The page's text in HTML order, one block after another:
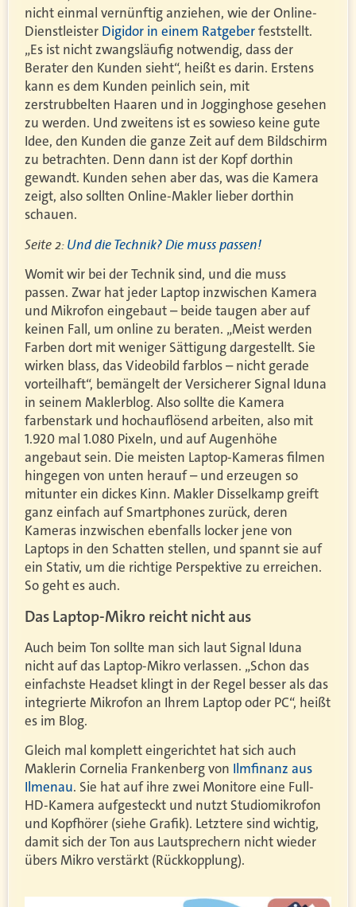
nicht einmal vernünftig anziehen, wie der Online-
Dienstleister Digidor in einem Ratgeberfeststellt.
„Es ist nicht zwangsläufig notwendig, dass der
Berater den Kunden sieht“, heißt es darin. Erstens
kann es dem Kunden peinlich sein, mit
zerstrubbelten Haaren und in Jogginghose gesehen
zu werden. Und zweitens ist es sowieso keine gute
Idee, den Kunden die ganze Zeit auf dem Bildschirm
zu betrachten. Denn dann ist der Kopf dorthin
gewandt. Kunden sehen aber das, was die Kamera
zeigt, also sollten Online-Makler lieber dorthin
schauen.
Seite 2:Und die Technik? Die muss passen!
Womit wir bei der Technik sind, und die muss
passen. Zwar hat jeder Laptop inzwischen Kamera
und Mikrofon eingebaut – beide taugen aber auf
keinen Fall, um online zu beraten. „Meist werden
Farben dort mit weniger Sättigung dargestellt. Sie
wirken blass, das Videobild farblos – nicht gerade
vorteilhaft“, bemängelt der Versicherer Signal Iduna
in seinem Maklerblog. Also sollte die Kamera
farbenstark und hochauflösend arbeiten, also mit
1.920 mal 1.080 Pixeln, und auf Augenhöhe
angebaut sein. Die meisten Laptop-Kameras filmen
hingegen von unten herauf – und erzeugen so
mitunter ein dickes Kinn. Makler Disselkamp greift
ganz einfach auf Smart­phones zurück, deren
Kameras inzwischen ebenfalls locker jene von
Laptops in den Schatten stellen, und spannt sie auf
ein Stativ, um die richtige Perspektive zu erreichen.
So geht es auch.
Das Laptop-Mikro reicht nicht aus
Auch beim Ton sollte man sich laut Signal Iduna
nicht auf das Laptop-Mikro verlassen. „Schon das
einfachste Headset klingt in der Regel besser als das
integrierte Mikrofon an Ihrem Laptop oder PC“, heißt
es im Blog.
Gleich mal komplett eingerichtet hat sich auch
Maklerin Cornelia Frankenberg von Ilmfinanz aus
Ilmenau. Sie hat auf ihre zwei Monitore eine Full-
HD-Kamera aufgesteckt und nutzt Studiomikrofon
und Kopfhörer (siehe Grafik). Letztere sind wichtig,
damit sich der Ton aus Lautsprechern nicht wieder
übers Mikro verstärkt (Rückkopplung).